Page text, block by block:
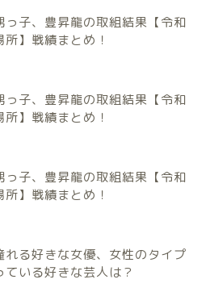
っ子、豊昇龍の取組結果【令和
】戦績まとめ！
っ子、豊昇龍の取組結果【令和
】戦績まとめ！
っ子、豊昇龍の取組結果【令和
】戦績まとめ！
れる好きな女優、女性のタイプ
ている好きな芸人は？